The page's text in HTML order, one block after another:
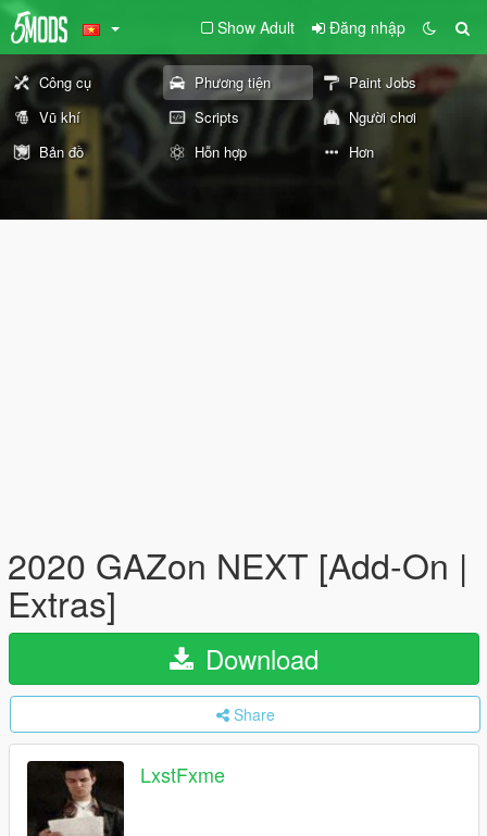
Show Adult Đăng nhập
Công cụ Phương tiện
Paint Jobs
Vũ khí
Scripts
Người chơi
Bản đồ
Hỗn hợp Hơn
2020 GAZon NEXT [Add-On |
Extras]
Download
Share
LxstFxme